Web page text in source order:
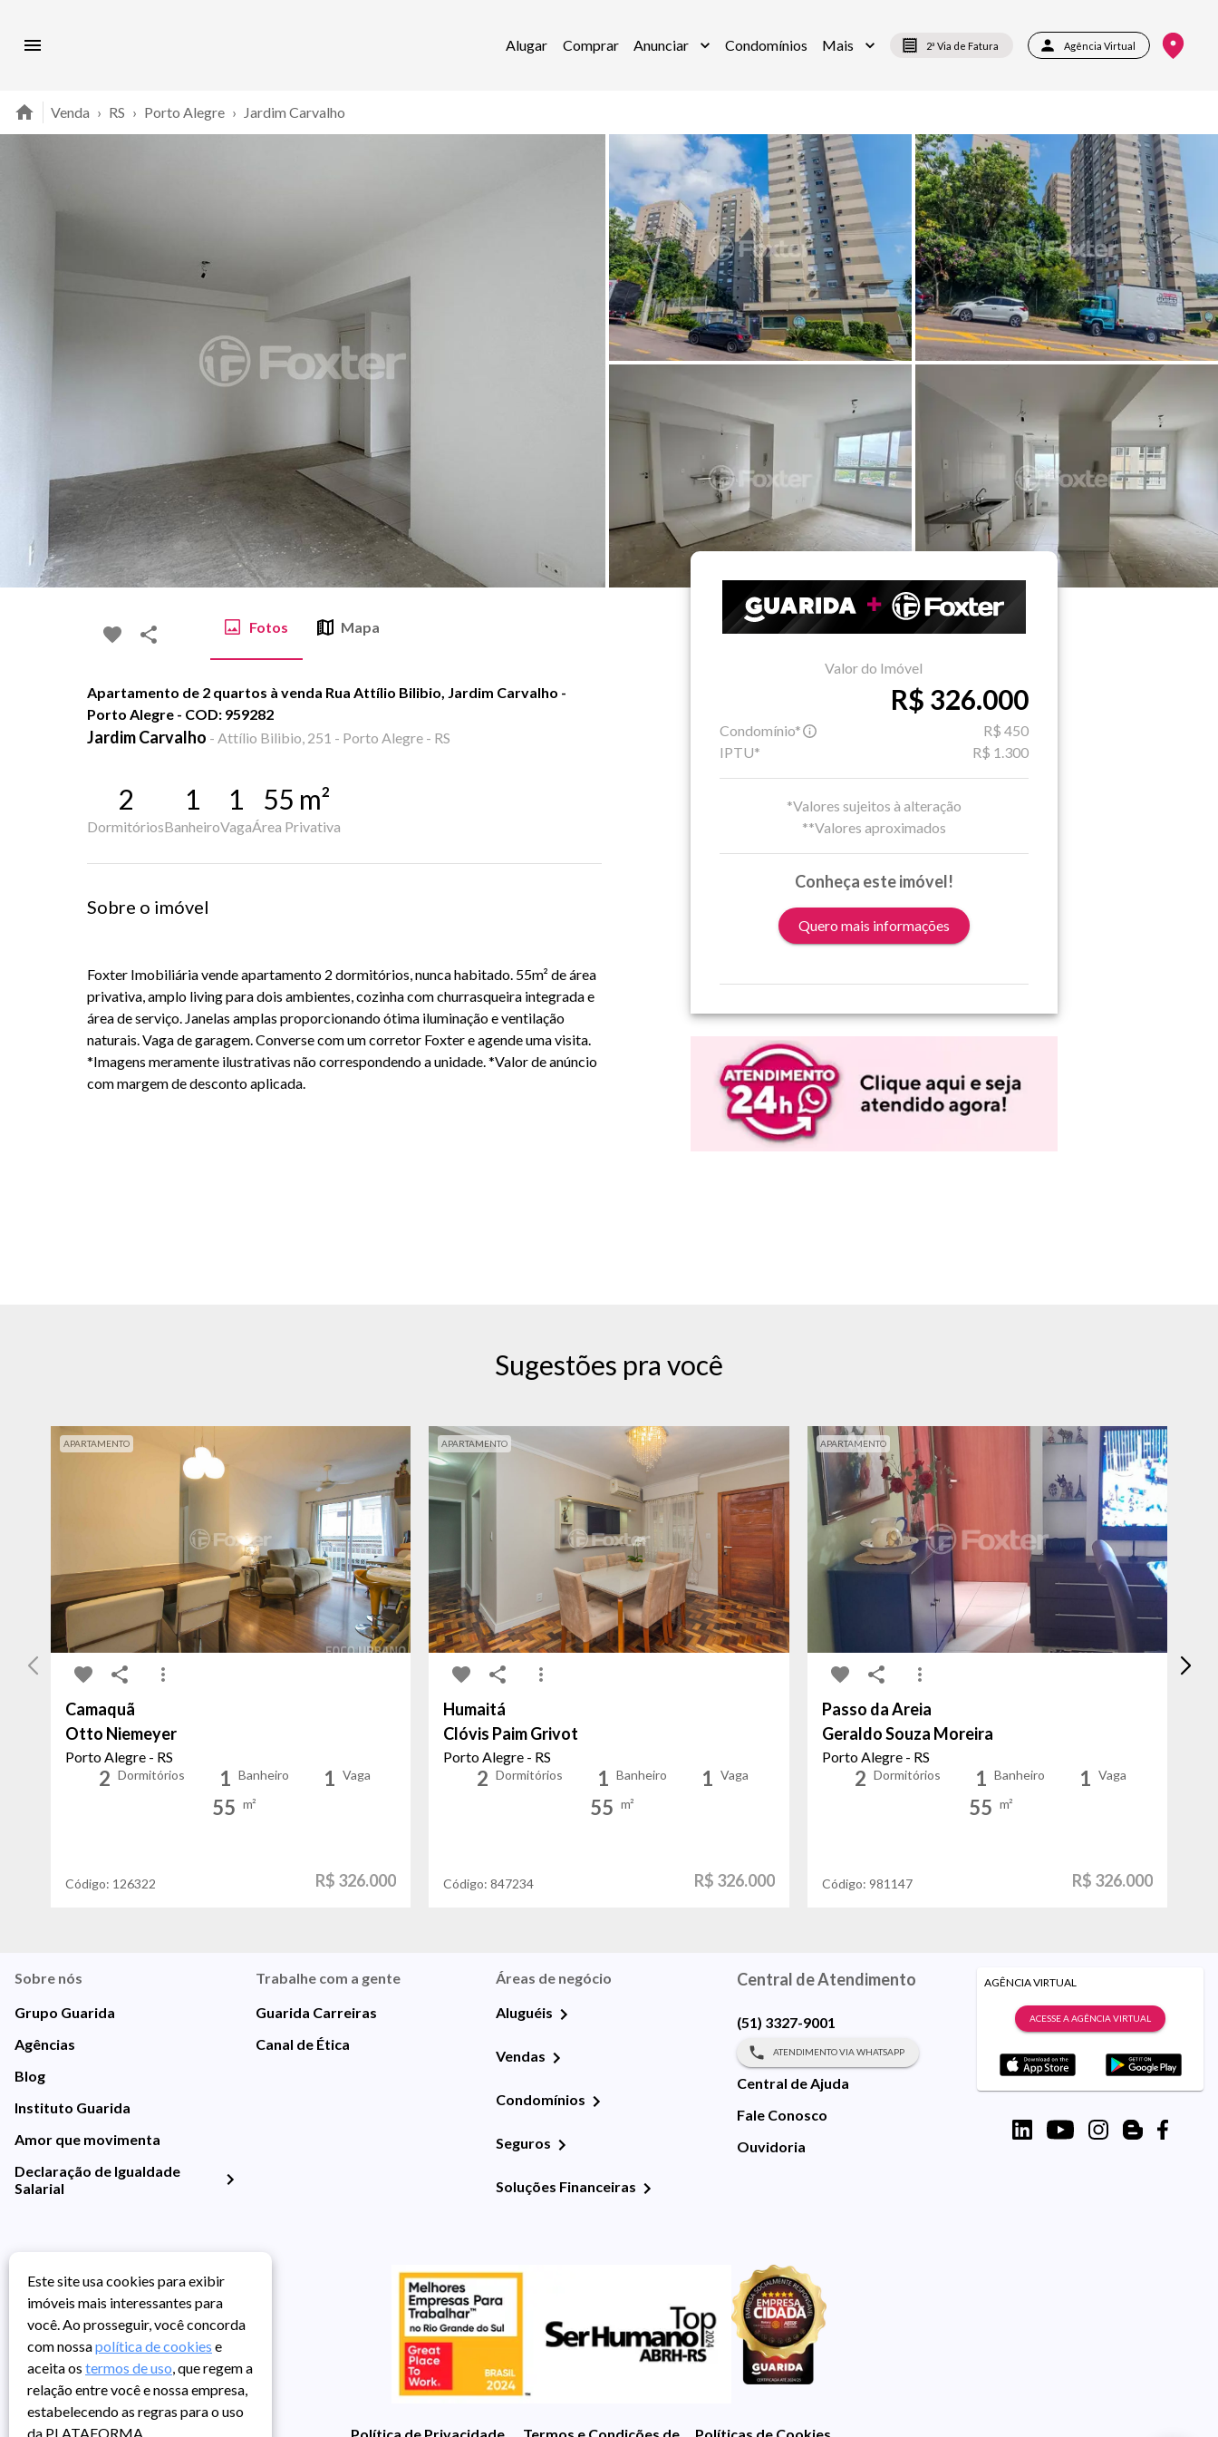
Alugar Comprar Anunciar Condomínios Mais 2ª Via de Fatura Agência Virtual
Venda › RS › Porto Alegre › Jardim Carvalho
Fotos Mapa
Apartamento de 2 quartos à venda Rua Attílio Bilibio, Jardim Carvalho -
Porto Alegre - COD: 959282
Jardim Carvalho - Attílio Bilibio, 251 - Porto Alegre - RS
2
Dormitórios
1
Banheiro
1
Vaga
55 m²
Área Privativa
Sobre o imóvel
Foxter Imobiliária vende apartamento 2 dormitórios, nunca habitado. 55m² de área
privativa, amplo living para dois ambientes, cozinha com churrasqueira integrada e
área de serviço. Janelas amplas proporcionando ótima iluminação e ventilação
naturais. Vaga de garagem. Converse com um corretor Foxter e agende uma visita.
*Imagens meramente ilustrativas não correspondendo a unidade.*Valor de anúncio
com margem de desconto aplicada.
Valor do Imóvel
R$ 326.000
Condomínio*
R$ 450
IPTU*
R$ 1.300
*Valores sujeitos à alteração
**Valores aproximados
Conheça este imóvel!
Quero mais informações
Sugestões pra você
APARTAMENTO
Camaquã
Otto Niemeyer
Porto Alegre - RS
2 Dormitórios 1 Banheiro 1 Vaga
55 m²
Código: 126322 R$ 326.000
APARTAMENTO
Humaitá
Clóvis Paim Grivot
Porto Alegre - RS
2 Dormitórios 1 Banheiro 1 Vaga
55 m²
Código:847234 R$ 326.000
APARTAMENTO
Passo da Areia
Geraldo Souza Moreira
Porto Alegre - RS
2 Dormitórios 1 Banheiro 1 Vaga
55 m²
Código: 981147 R$ 326.000
Sobre nós
Grupo Guarida
Agências
Blog
Instituto Guarida
Amor que movimenta
Declaração de Igualdade
Salarial
Trabalhe com a gente
Guarida Carreiras
Canal de Ética
Áreas de negócio
Aluguéis
Vendas
Condomínios
Seguros
Soluções Financeiras
Central de Atendimento
(51) 3327-9001
ATENDIMENTO VIA WHATSAPP
Central de Ajuda
Fale Conosco
Ouvidoria
AGÊNCIA VIRTUAL
ACESSE A AGÊNCIA VIRTUAL
Política de Privacidade Termos e Condições de UsoPolíticas de Cookies
Este site usa cookies para exibir
imóveis mais interessantes para
você. Ao prosseguir, você concorda
com nossapolítica de cookies e
aceita os termos de uso, que regem a
relação entre você e nossa empresa,
estabelecendo as regras para o uso
da PLATAFORMA.